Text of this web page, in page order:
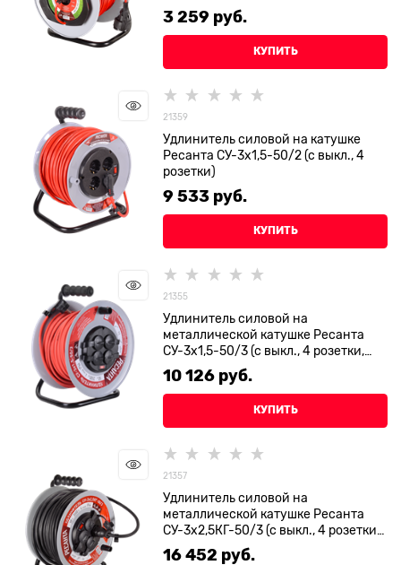
3 259 руб.
КУПИТЬ
21359
Удлинитель силовой на катушке
Ресанта СУ-3х1,5-50/2 (с выкл., 4
розетки)
9 533 руб.
КУПИТЬ
21355
Удлинитель силовой на
металлической катушке Ресанта
СУ-3х1,5-50/3 (с выкл., 4 розетки,
IP44)
10 126 руб.
КУПИТЬ
21357
Удлинитель силовой на
металлической катушке Ресанта
СУ-3х2,5КГ-50/3 (с выкл., 4 розетки,
IP44)
16 452 руб.